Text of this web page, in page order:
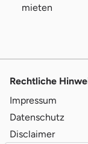
Wertstoffhof und
mieten
Rechtliche
Impressum
Datenschutz
Disclaimer